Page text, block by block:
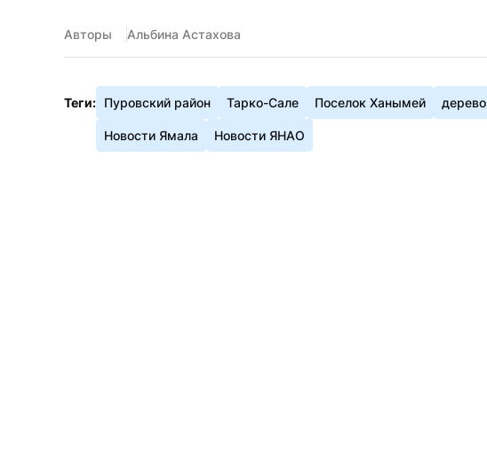
Авторы Альбина Астахова
Теги: Пуровский район Тарко-Сале Поселок Ханымей дерево
Новости Ямала Новости ЯНАО